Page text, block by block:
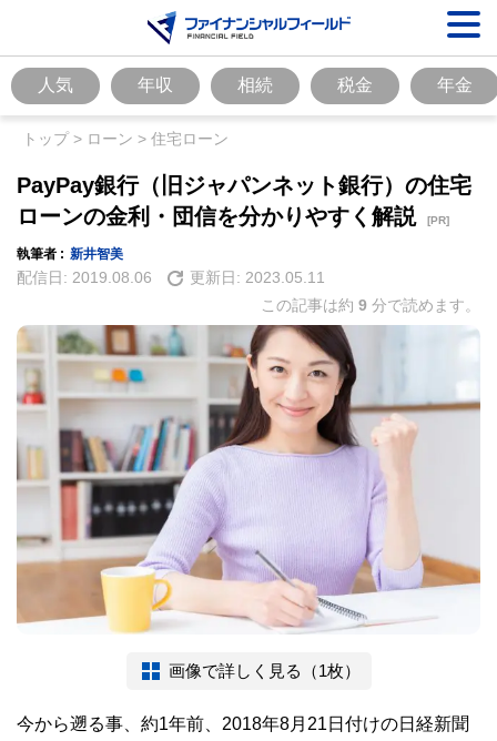
人気 年収 相続 税金 年金
トップ> ローン > 住宅ローン
PayPay銀行（旧ジャパンネット銀行）の住宅
ローンの金利・団信を分かりやすく解説[PR]
執筆者 : 新井智美
配信日: 2019.08.06 更新日: 2023.05.11
この記事は約 9 分で読めます。
画像で詳しく見る（1枚）
今から遡る事、約1年前、2018年8月21日付けの日経新聞